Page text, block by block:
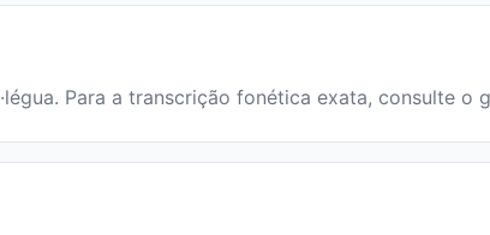
Para a transcrição fonética exata, consulte o